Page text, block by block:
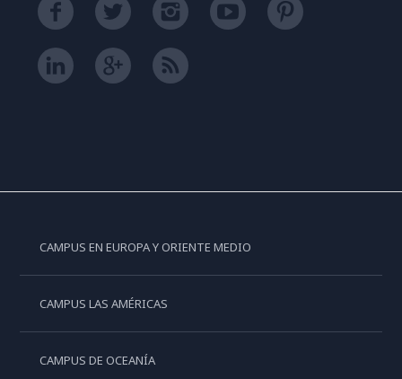
CAMPUS EN EUROPA Y ORIENTE MEDIO
CAMPUS LAS AMÉRICAS
CAMPUS DE OCEANÍA